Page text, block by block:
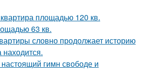
площадью 120 кв.
63 кв.
словно продолжает историю
гимн свободе и